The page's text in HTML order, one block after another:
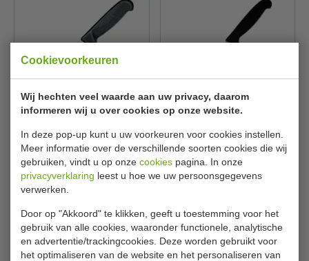
Cookievoorkeuren
Wij hechten veel waarde aan uw privacy, daarom
informeren wij u over cookies op onze website.
In deze pop-up kunt u uw voorkeuren voor cookies instellen.
Meer informatie over de verschillende soorten cookies die wij
gebruiken, vindt u op onze cookies pagina. In onze
privacyverklaring leest u hoe we uw persoonsgegevens
verwerken.
Door op "Akkoord" te klikken, geeft u toestemming voor het
gebruik van alle cookies, waaronder functionele, analytische
en advertentie/trackingcookies. Deze worden gebruikt voor
het optimaliseren van de website en het personaliseren van
Uitbeenmes | zwart | RVS |
Victorinox
€ 27,49 € 26,00
Bekijken
Koksmes | zwart | RVS
Victorinox C659
€ 29,59 € 28,00